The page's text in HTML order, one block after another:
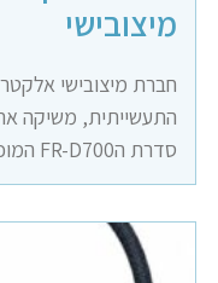
מיצובישי
חברת מיצובישי
סדרת הFR-D700 המוכרת. סדרה זו מביאה שדרוג